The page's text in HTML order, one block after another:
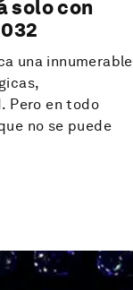
solo con
una innumerable
Pero en todo
no se puede